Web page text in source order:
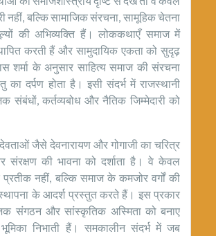
नहीं, बल्कि सामाजिक संरचना, सामूहिक चेतना
की अभिव्यक्ति हैं। लोककथाएँ समाज में
करती हैं और सामुदायिक एकता को सुदृढ़
शर्मा के अनुसार साहित्य समाज की संरचना
दर्पण होता है। इसी संदर्भ में राजस्थानी
संबंधों, कर्तव्यबोध और नैतिक जिम्मेदारी को
जैसे देवनारायण और गोगाजी का चरित्र
संरक्षण की भावना को दर्शाता है। वे केवल
प्रतीक नहीं, बल्कि समाज के कमजोर वर्गों की
स्थापना के आदर्श प्रस्तुत करते हैं। इस प्रकार
संगठन और सांस्कृतिक अस्मिता को बनाए
निभाती हैं। समकालीन संदर्भ में जब